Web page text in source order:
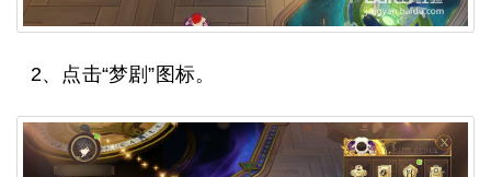
2、点击“梦剧”图标。